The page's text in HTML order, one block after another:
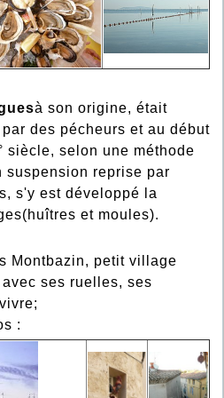
à son origine, était
par des pécheurs et au début
siècle, selon une méthode
suspension reprise par
s'y est développé la
et moules).
Montbazin, petit village
ses ruelles, ses
: